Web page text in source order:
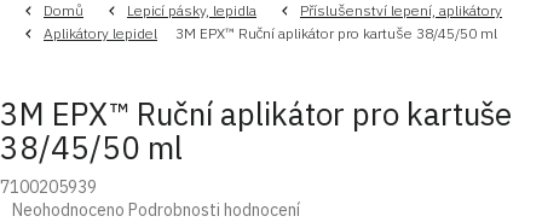
Domů Lepicí pásky, lepidla
Příslušenství lepení, aplikátory
Aplikátory lepidel
3M EPX™ Ruční aplikátor pro kartuše 38/45/50 ml
3M EPX™ Ruční aplikátor pro kartuše
38/45/50 ml
7100205939
Průměrné
Neohodnoceno Podrobnosti hodnocení